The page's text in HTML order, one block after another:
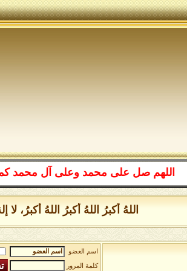
صل على محمد وعلى آل محمد كما
اللهُ أكبرُ اللهُ أكبرُ اللهُ أكبرُ، لا
اسم العضو
كلمة المرور